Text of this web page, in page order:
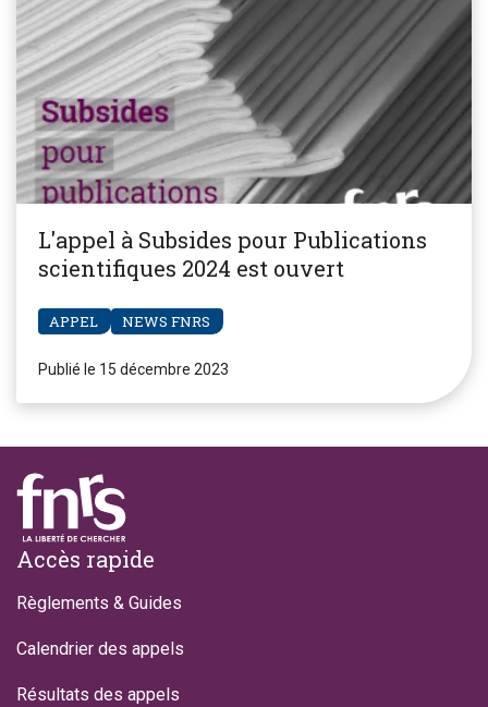
L'appel à Subsides pour Publications
scientifiques 2024 est ouvert
APPEL NEWS FNRS
Publié le 15 décembre 2023
Footer
Accès rapide
Règlements & Guides
Calendrier des appels
Résultats des appels